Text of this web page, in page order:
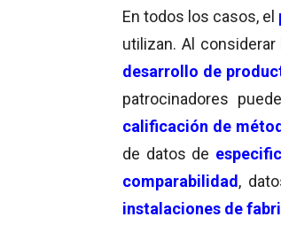
En todos los casos, el
utilizan. Al considerar
desarrollo de
patrocinadores
calificación de
de datos de
comparabilidad,
instalaciones de